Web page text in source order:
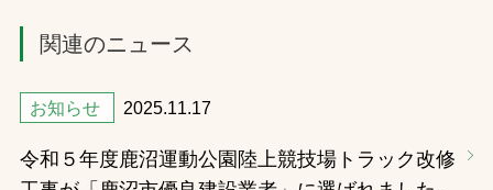
関連のニュース
お知らせ 2025.11.17
令和５年度鹿沼運動公園陸上競技場トラック改修